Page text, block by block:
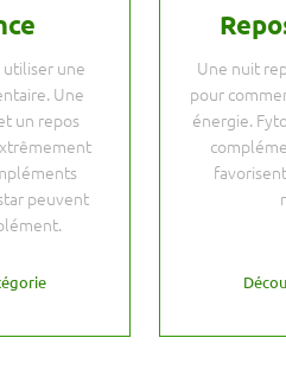
utiliser une
Une
un repos
peuvent
Une nuit
pour
énergie.